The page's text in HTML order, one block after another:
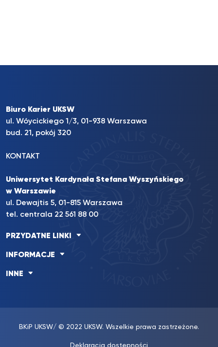
Biuro Karier UKSW
ul. Wóycickiego 1/3, 01-938 Warszawa
bud. 21, pokój 320
KONTAKT
Uniwersytet Kardynała Stefana Wyszyńskiego
w Warszawie
ul. Dewajtis 5, 01-815 Warszawa
tel. centrala 22 561 88 00
PRZYDATNE LINKI
INFORMACJE
INNE
BKiP UKSW/ © 2022 UKSW. Wszelkie prawa zastrzeżone.
Deklaracja dostępności